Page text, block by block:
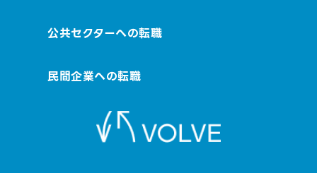
公共セクターへの転職
民間企業への転職